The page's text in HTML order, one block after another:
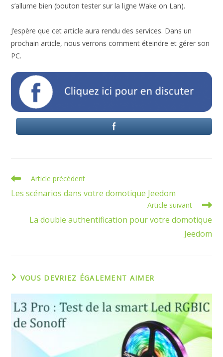
s’allume bien (bouton tester sur la ligne Wake on Lan).
J’espère que cet article aura rendu des services. Dans un
prochain article, nous verrons comment éteindre et gérer son
PC.
Read
articles
Article précédent
Les scénarios dans votre domotique Jeedom
Article suivant
La double authentification pour votre domotique
Jeedom
VOUS DEVRIEZ ÉGALEMENT AIMER